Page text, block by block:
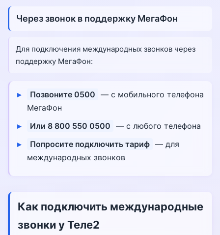
Через звонок в поддержку МегаФон
Для подключения международных звонков через
поддержку МегаФон:
Позвоните 0500 — с мобильного телефона
МегаФон
Или 8 800 550 0500 — с любого телефона
Попросите подключить тариф — для
международных звонков
Как подключить международные
звонки у Теле2